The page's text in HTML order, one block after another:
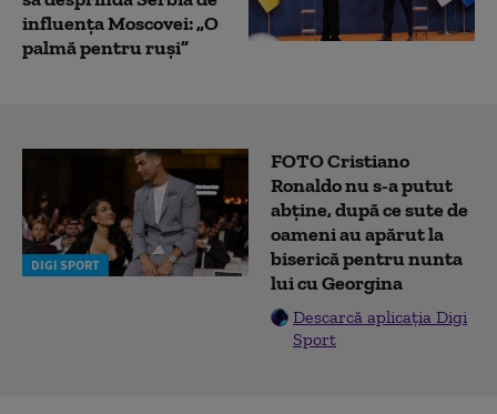
influența Moscovei: „O
palmă pentru ruși”
DIGI SPORT
FOTO Cristiano
Ronaldo nu s-a putut
abține, după ce sute de
oameni au apărut la
biserică pentru nunta
lui cu Georgina
Descarcă aplicația Digi
Sport